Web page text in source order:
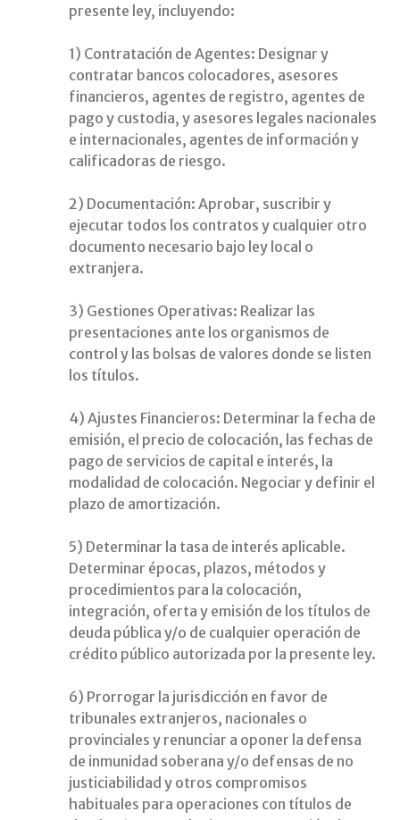
presente ley, incluyendo:
1) Contratación de Agentes: Designar y
contratar bancos colocadores, asesores
financieros, agentes de registro, agentes de
pago y custodia, y asesores legales nacionales
e internacionales, agentes de información y
calificadoras de riesgo.
2) Documentación: Aprobar, suscribir y
ejecutar todos los contratos y cualquier otro
documento necesario bajo ley local o
extranjera.
3) Gestiones Operativas: Realizar las
presentaciones ante los organismos de
control y las bolsas de valores donde se listen
los títulos.
4) Ajustes Financieros: Determinar la fecha de
emisión, el precio de colocación, las fechas de
pago de servicios de capital e interés, la
modalidad de colocación. Negociar y definir el
plazo de amortización.
5) Determinar la tasa de interés aplicable.
Determinar épocas, plazos, métodos y
procedimientos para la colocación,
integración, oferta y emisión de los títulos de
deuda pública y/o de cualquier operación de
crédito público autorizada por la presente ley.
6) Prorrogar la jurisdicción en favor de
tribunales extranjeros, nacionales o
provinciales y renunciar a oponer la defensa
de inmunidad soberana y/o defensas de no
justiciabilidad y otros compromisos
habituales para operaciones con títulos de